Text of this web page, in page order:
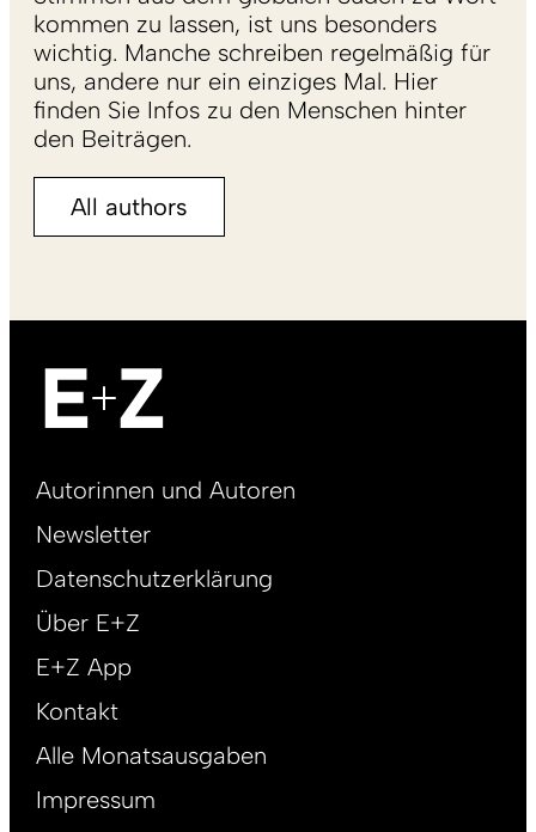
kommen zu lassen, ist uns besonders
wichtig. Manche schreiben regelmäßig für
uns, andere nur ein einziges Mal. Hier
finden Sie Infos zu den Menschen hinter
den Beiträgen.
All authors
Footer
DE
Autorinnen und Autoren
Newsletter
Datenschutzerklärung
Über E+Z
E+Z App
Kontakt
Alle Monatsausgaben
Impressum